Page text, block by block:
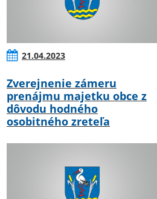
21.04.2023
Zverejnenie zámeru
prenájmu majetku obce z
dôvodu hodného
osobitného zreteľa